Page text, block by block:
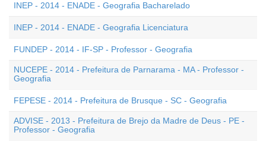
INEP - 2014 - ENADE - Geografia Bacharelado
INEP - 2014 - ENADE - Geografia Licenciatura
FUNDEP - 2014 - IF-SP - Professor - Geografia
NUCEPE - 2014 - Prefeitura de Parnarama - MA - Professor -
Geografia
FEPESE - 2014 - Prefeitura de Brusque - SC - Geografia
ADVISE - 2013 - Prefeitura de Brejo da Madre de Deus - PE -
Professor - Geografia